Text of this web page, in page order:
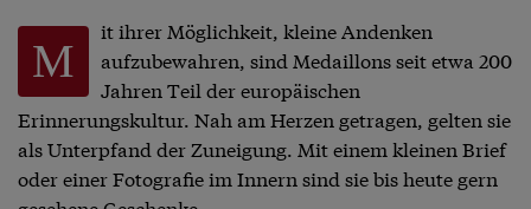
M
it ihrer Möglichkeit, kleine Andenken
aufzubewahren, sind Medaillons seit etwa 200
Jahren Teil der europäischen
Erinnerungskultur. Nah am Herzen getragen, gelten sie
als Unterpfand der Zuneigung. Mit einem kleinen Brief
oder einer Fotografie im Innern sind sie bis heute gern